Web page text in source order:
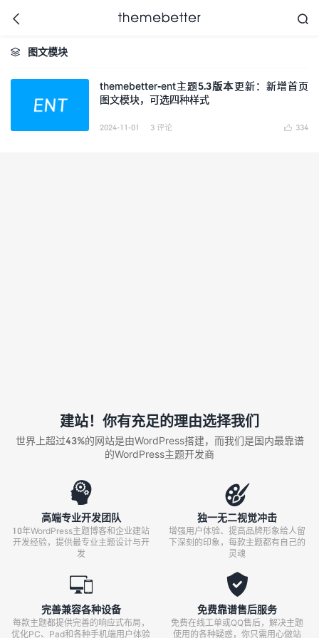

更好的WordPress主题,
主题开发商
 
 图文模块
themebetter-ent主题5.3版本更新：新增首页
图文模块，可选四种样式
 334
2024-11-01 3 评论
建站！你有充足的理由选择我们
世界上超过43%的网站是由WordPress搭建，而我们是国内最靠谱
的WordPress主题开发商

高端专业开发团队
10年WordPress主题博客和企业建站
开发经验，提供最专业主题设计与开
发

独一无二视觉冲击
增强用户体验、提高品牌形象给人留
下深刻的印象，每款主题都有自己的
灵魂

完善兼容各种设备
每款主题都提供完善的响应式布局，
优化PC、Pad和各种手机端用户体验

免费靠谱售后服务
免费在线工单或QQ售后，解决主题
使用的各种疑惑，你只需用心做站